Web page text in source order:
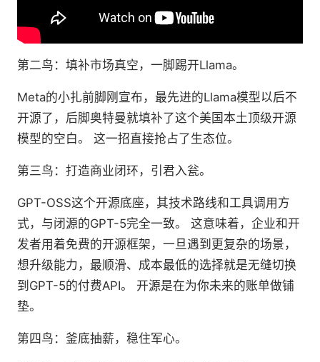
第二鸟：填补市场真空，一脚踢开Llama。
Meta的小扎前脚刚宣布，最先进的Llama模型以后不
开源了，后脚奥特曼就填补了这个美国本土顶级开源
模型的空白。 这一招直接抢占了生态位。
第三鸟：打造商业闭环，引君入瓮。
GPT-OSS这个开源底座，其技术路线和工具调用方
式，与闭源的GPT-5完全一致。 这意味着，企业和开
发者用着免费的开源框架，一旦遇到更复杂的场景，
想升级能力，最顺滑、成本最低的选择就是无缝切换
到GPT-5的付费API。 开源是在为你未来的账单做铺
垫。
第四鸟：釜底抽薪，稳住军心。